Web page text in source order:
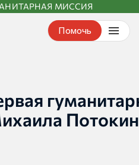
МИССИЯ
Помочь